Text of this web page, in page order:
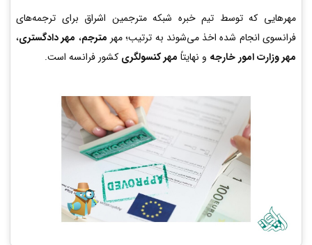
مهرهایی که توسط تیم خبره شبکه مترجمین اشراق برای ترجمه‌های
فرانسوی انجام شده اخذ می‌شوند به ترتیب؛ مهر مترجم، مهر دادگستری،
مهر وزارت امور خارجه و نهایتاً مهر کنسولگری کشور فرانسه است.